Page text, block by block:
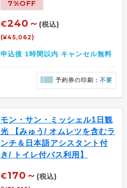
7%OFF
€240～ (税込)
(¥45,062)
申込後 1時間以内 キャンセル無料
予約券の印刷：不要
モン・サン・ミッシェル1日観
光 【みゅう/ オムレツを含むラ
ンチ＆日本語アシスタント付
き/ トイレ付バス利用】
€170～ (税込)